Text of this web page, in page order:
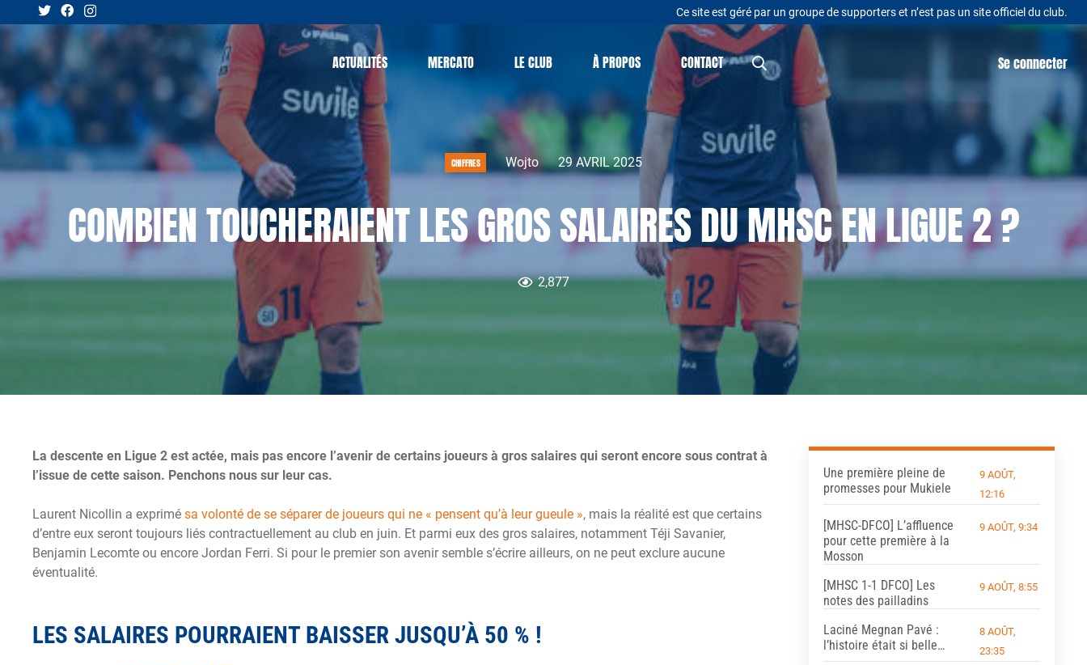
Ce site est géré par un groupe de supporters et n’est pas un site officiel du club.
ACTUALITÉS MERCATO LE CLUB À PROPOS CONTACT Se connecter
CHIFFRES Wojto 29 AVRIL 2025
COMBIEN TOUCHERAIENT LES GROS SALAIRES DU MHSC EN LIGUE 2 ?
2,877
La descente en Ligue 2 est actée, mais pas encore l’avenir de certains joueurs à gros salaires qui seront encore sous contrat à
l’issue de cette saison. Penchons nous sur leur cas.
Laurent Nicollin a exprimé sa volonté de se séparer de joueurs qui ne « pensent qu’à leur gueule », mais la réalité est que certains
d’entre eux seront toujours liés contractuellement au club en juin. Et parmi eux des gros salaires, notamment Téji Savanier,
Benjamin Lecomte ou encore Jordan Ferri. Si pour le premier son avenir semble s’écrire ailleurs, on ne peut exclure aucune
éventualité.
LES SALAIRES POURRAIENT BAISSER JUSQU’À 50 % !
Une première pleine de
promesses pour Mukiele
9 AOÛT,
12:16
[MHSC-DFCO] L’affluence
pour cette première à la
Mosson
9 AOÛT, 9:34
[MHSC 1-1 DFCO] Les
notes des pailladins
9 AOÛT, 8:55
Laciné Megnan Pavé :
l’histoire était si belle…
8 AOÛT,
23:35